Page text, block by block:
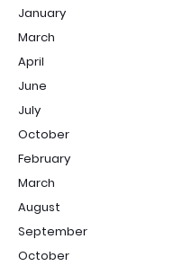
January
March
April
June
July
October
February
March
August
September
October